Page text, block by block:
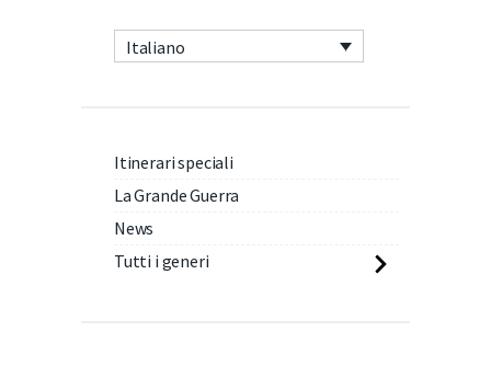
Italiano
Itinerari speciali
La Grande Guerra
News
Tutti i generi